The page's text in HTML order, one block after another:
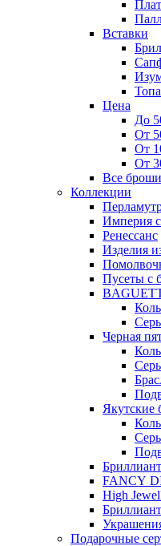
Вставки
Цена
До
От
От
От
Все броши
Коллекции
Империя
Ренессанс
Изделия
Пусеты с
Черная
Якутские
FANCY
High
Подарочные